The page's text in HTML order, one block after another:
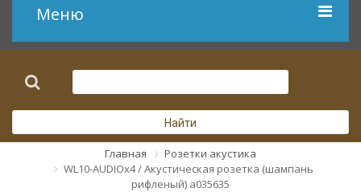
Меню
Розетки USB
Розетки ТВ
Найти
Главная
Розетки акустика
WL10-AUDIOx4 / Акустическая розетка (шампань
рифленый) a035635